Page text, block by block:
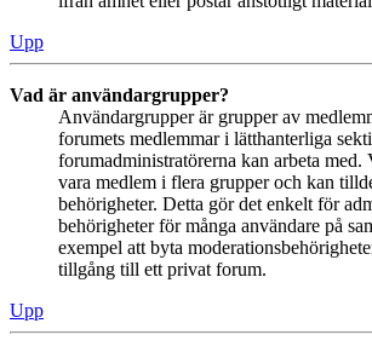
Upp
Vad är användargrupper?
Användargrupper är grupper av
forumets medlemmar i lätthanterliga
forumadministratörerna kan arbeta med.
vara medlem i flera grupper och kan
behörigheter. Detta gör det enkelt för
behörigheter för många användare på
exempel att byta
tillgång till ett privat forum.
Upp